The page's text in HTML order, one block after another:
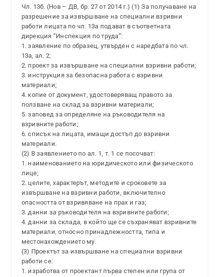
Чл. 13б. (Нов – ДВ, бр. 27 от 2014 г.) (1) За получаване на
разрешение за извършване на специални взривни
работи лицата по чл. 13а подават в съответната
дирекция “Инспекция по труда”:
1. заявление по образец, утвърден с наредбата по чл.
13а, ал. 2;
2. проект за извършване на специални взривни работи;
3. инструкция за безопасна работа с взривни
материали;
4. копие от документ, удостоверяващ правото за
ползване на склад за взривни материали;
5. заповед за определяне на ръководителя на
взривните работи;
6. списък на лицата, имащи достъп до взривни
материали.
(2) В заявлението по ал. 1, т. 1 се посочват:
1. наименованието на юридическото или физическото
лице;
2. целите, характерът, методите и сроковете за
извършване на взривни работи, включително
опасността от взривяване на прах и газ;
3. данни за ръководителя на взривните работи;
4. данни за склада, в който ще се съхраняват взривните
материали, относно принадлежността, типа и
местонахождението му.
(3) Проектът за извършване на специални взривни
работи се:
1. изработва от проектант първа степен или група от